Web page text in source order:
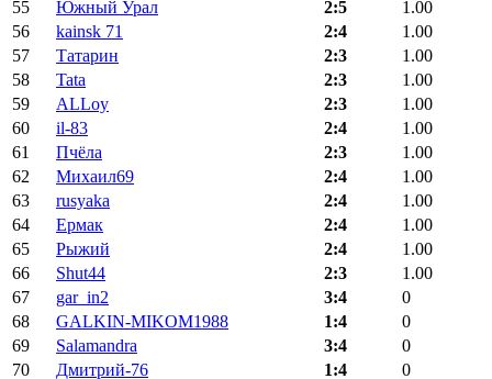
55 Южный Урал 2:5
1.00
56
kainsk 71 2:4
1.00
57
Татарин 2:3
1.00
58
Tata 2:3
1.00
59
ALLoy 2:3
1.00
60
il-83 2:4
1.00
61
Пчёла 2:3
1.00
62
Михаил69 2:4
1.00
63
rusyaka 2:4
1.00
64
Ермак 2:4
1.00
65
Рыжий 2:4
1.00
66
Shut44 2:3
1.00
67
gar_in2 3:4
0
68
GALKIN-MIKOM1988 1:4
0
69
Salamandra 3:4
0
70
Дмитрий-76 1:4
0